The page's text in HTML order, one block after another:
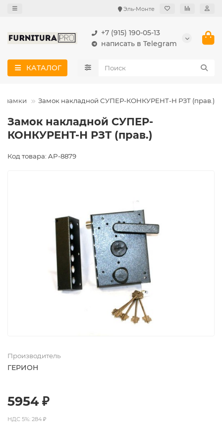
Эль-Монте
+7 (915) 190-05-13
написать в Telegram
КАТАЛОГ
замки Замок накладной СУПЕР-КОНКУРЕНТ-Н РЗТ (прав.)
Замок накладной СУПЕР-
КОНКУРЕНТ-Н РЗТ (прав.)
Код товара: AP-8879
Производитель
ГЕРИОН
5954 ₽
НДС 5%: 284 ₽